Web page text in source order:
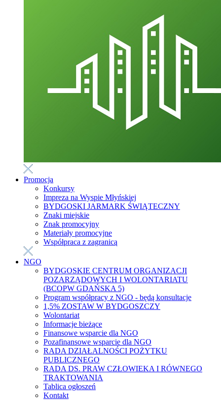
Promocja
Konkursy
Impreza na Wyspie Młyńskiej
BYDGOSKI JARMARK ŚWIĄTECZNY
Znaki miejskie
Znak promocyjny
Materiały promocyjne
Współpraca z zagranicą
NGO
BYDGOSKIE CENTRUM ORGANIZACJI
POZARZĄDOWYCH I WOLONTARIATU
(BCOPW GDAŃSKA 5)
Program współpracy z NGO - będą konsultacje
1,5% ZOSTAW W BYDGOSZCZY
Wolontariat
Informacje bieżące
Finansowe wsparcie dla NGO
Pozafinansowe wsparcie dla NGO
RADA DZIAŁALNOŚCI POŻYTKU
PUBLICZNEGO
RADA DS. PRAW CZŁOWIEKA I RÓWNEGO
TRAKTOWANIA
Tablica ogłoszeń
Kontakt